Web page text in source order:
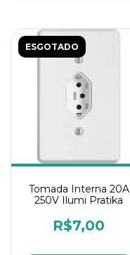
ESGOTADO
Tomada Interna 20A
250V Ilumi Pratika
R$7,00